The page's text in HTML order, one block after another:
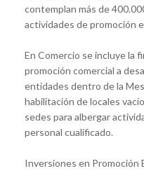
contemplan más de
actividades de promoción
En Comercio se incluye la
promoción comercial a
entidades dentro de la
habilitación de locales
sedes para albergar
personal cualificado.
Inversiones en Promoción